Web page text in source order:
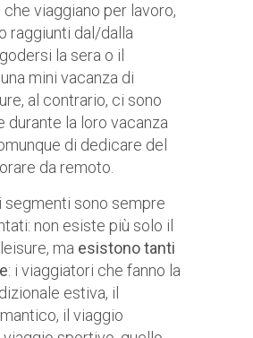
viaggiano per lavoro,
raggiunti dal/dalla
la sera o il
mini vacanza di
al contrario, ci sono
durante la loro vacanza
di dedicare del
da remoto.
segmenti sono sempre
non esiste più solo il
ma esistono tanti
: i viaggiatori che fanno la
estiva, il
il viaggio